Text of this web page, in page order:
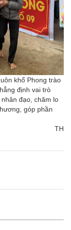
khổ Phong trào
định vai trò
đạo, chăm lo
góp phần
TH